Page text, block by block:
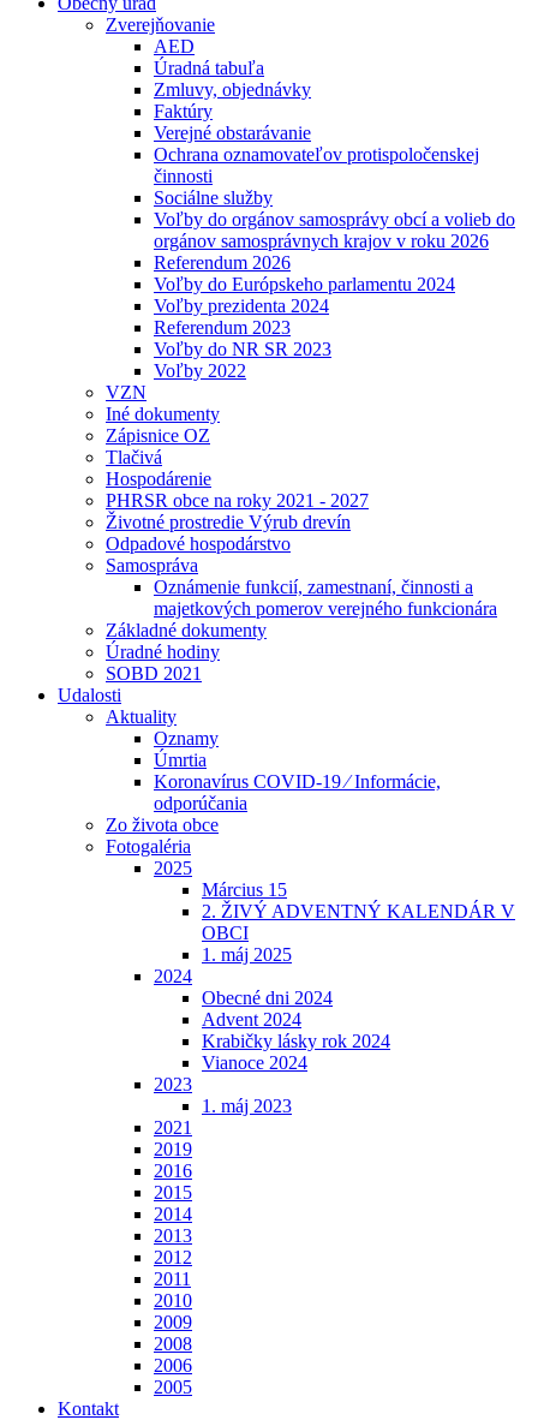
Zverejňovanie
AED
Úradná tabuľa
Zmluvy, objednávky
Faktúry
Verejné obstarávanie
Ochrana oznamovateľov protispoločenskej
činnosti
Sociálne služby
Voľby do orgánov samosprávy obcí a volieb do
orgánov samosprávnych krajov v roku 2026
Referendum 2026
Voľby do Európskeho parlamentu 2024
Voľby prezidenta 2024
Referendum 2023
Voľby do NR SR 2023
Voľby 2022
VZN
Iné dokumenty
Zápisnice OZ
Tlačivá
Hospodárenie
PHRSR obce na roky 2021 - 2027
Životné prostredie Výrub drevín
Odpadové hospodárstvo
Samospráva
Oznámenie funkcií, zamestnaní, činnosti a
majetkových pomerov verejného funkcionára
Základné dokumenty
Úradné hodiny
SOBD 2021
Udalosti
Aktuality
Oznamy
Úmrtia
Koronavírus COVID-19 ⁄ Informácie,
odporúčania
Zo života obce
Fotogaléria
2025
Március 15
2. ŽIVÝ ADVENTNÝ KALENDÁR V
OBCI
1. máj 2025
2024
Obecné dni 2024
Advent 2024
Krabičky lásky rok 2024
Vianoce 2024
2023
1. máj 2023
2021
2019
2016
2015
2014
2013
2012
2011
2010
2009
2008
2006
2005
Kontakt